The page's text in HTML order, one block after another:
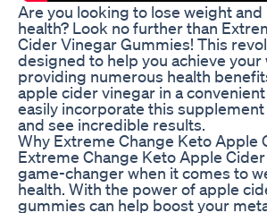
Are you looking to lose weight
health? Look no further than
Cider Vinegar Gummies! This
designed to help you achieve
providing numerous health
apple cider vinegar in a
easily incorporate this
and see incredible results.
Why Extreme Change Keto Apple
Extreme Change Keto Apple
game-changer when it comes to
health. With the power of apple
gummies can help boost your